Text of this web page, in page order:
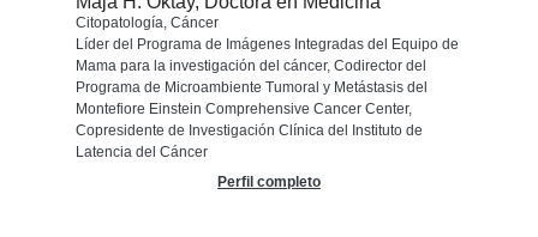
Citopatología, Cáncer
Líder del Programa de Imágenes Integradas del Equipo de
Mama para la investigación del cáncer, Codirector del
Programa de Microambiente Tumoral y Metástasis del
Montefiore Einstein Comprehensive Cancer Center,
Copresidente de Investigación Clínica del Instituto de
Latencia del Cáncer
Perfil completo